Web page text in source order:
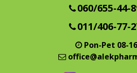
060/655-44-
011/406-77-
Pon-Pet 08-